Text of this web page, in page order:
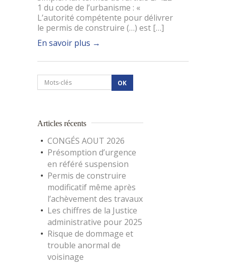
1 du code de l’urbanisme : «
L’autorité compétente pour délivrer
le permis de construire (…) est […]
En savoir plus →
Articles récents
CONGÉS AOUT 2026
Présomption d’urgence
en référé suspension
Permis de construire
modificatif même après
l’achèvement des travaux
Les chiffres de la Justice
administrative pour 2025
Risque de dommage et
trouble anormal de
voisinage